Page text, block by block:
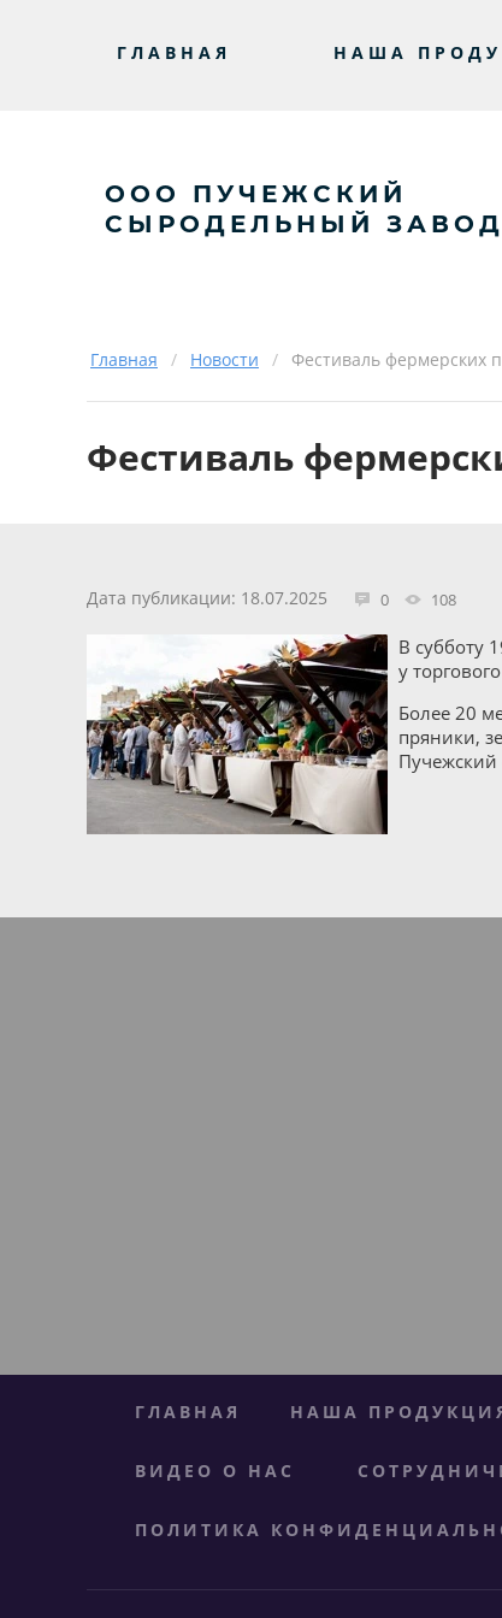
ГЛАВНАЯ НАША
ООО ПУЧЕЖСКИЙ
СЫРОДЕЛЬНЫЙ ЗАВОД
Главная / Новости / Фестиваль фермерских
Фестиваль
Дата публикации: 18.07.2025 0 108
В субботу
у
Более 20
пряники,
ГЛАВНАЯ НАША
ВИДЕО О НАС
ПОЛИТИКА